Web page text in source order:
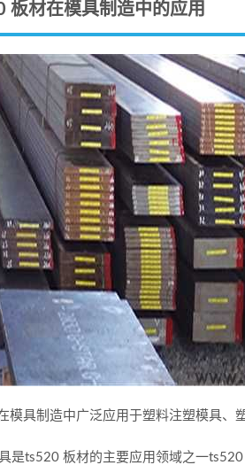
板材在模具制造中的应用
模具制造中广泛应用于塑料注塑模具、
是ts520 板材的主要应用领域之一